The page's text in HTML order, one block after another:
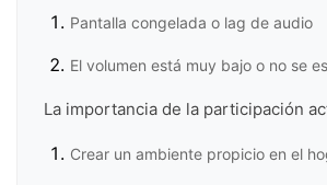
Pantalla congelada o lag de audio
El volumen está muy bajo o no se
La importancia de la participación
Crear un ambiente propicio en el